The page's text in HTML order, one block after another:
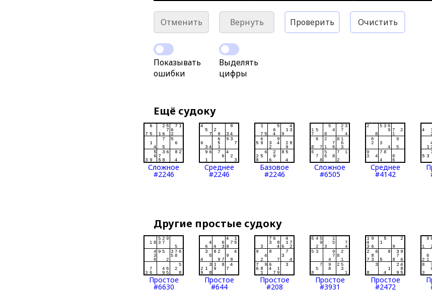
Отменить Вернуть Проверить Очистить
Показывать
ошибки
Выделять
цифры
Ещё судоку
Сложное
#2246
Среднее
#2246
Базовое
#2246
Сложное
#6505
Среднее
#4142
Другие простые судоку
Простое
#6630
Простое
#644
Простое
#208
Простое
#3931
Простое
#2472